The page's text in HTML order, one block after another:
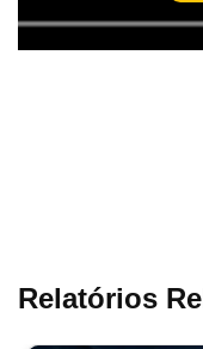
Relatórios